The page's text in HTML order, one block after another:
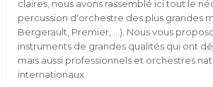
claires, nous avons rassemblé ici tout le
percussion d'orchestre des plus grandes
Bergerault, Premier, …). Nous vous
instruments de grandes qualités qui ont
mais aussi professionnels et orchestres
internationaux.